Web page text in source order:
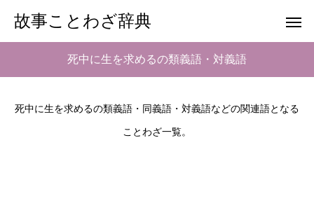
故事ことわざ辞典
死中に生を求めるの類義語・対義語
死中に生を求めるの類義語・同義語・対義語などの関連語となる
ことわざ一覧。